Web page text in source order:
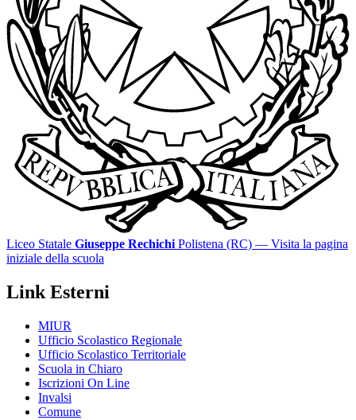
Liceo Statale Giuseppe Rechichi Polistena (RC) — Visita la pagina
iniziale della scuola
Link Esterni
MIUR
Ufficio Scolastico Regionale
Ufficio Scolastico Territoriale
Scuola in Chiaro
Iscrizioni On Line
Invalsi
Comune